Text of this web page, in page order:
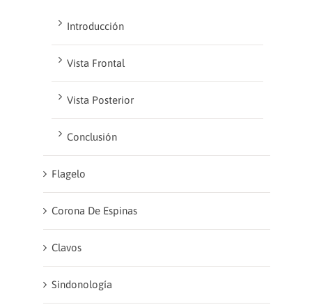
Introducción
Vista Frontal
Vista Posterior
Conclusión
Flagelo
Corona De Espinas
Clavos
Sindonología